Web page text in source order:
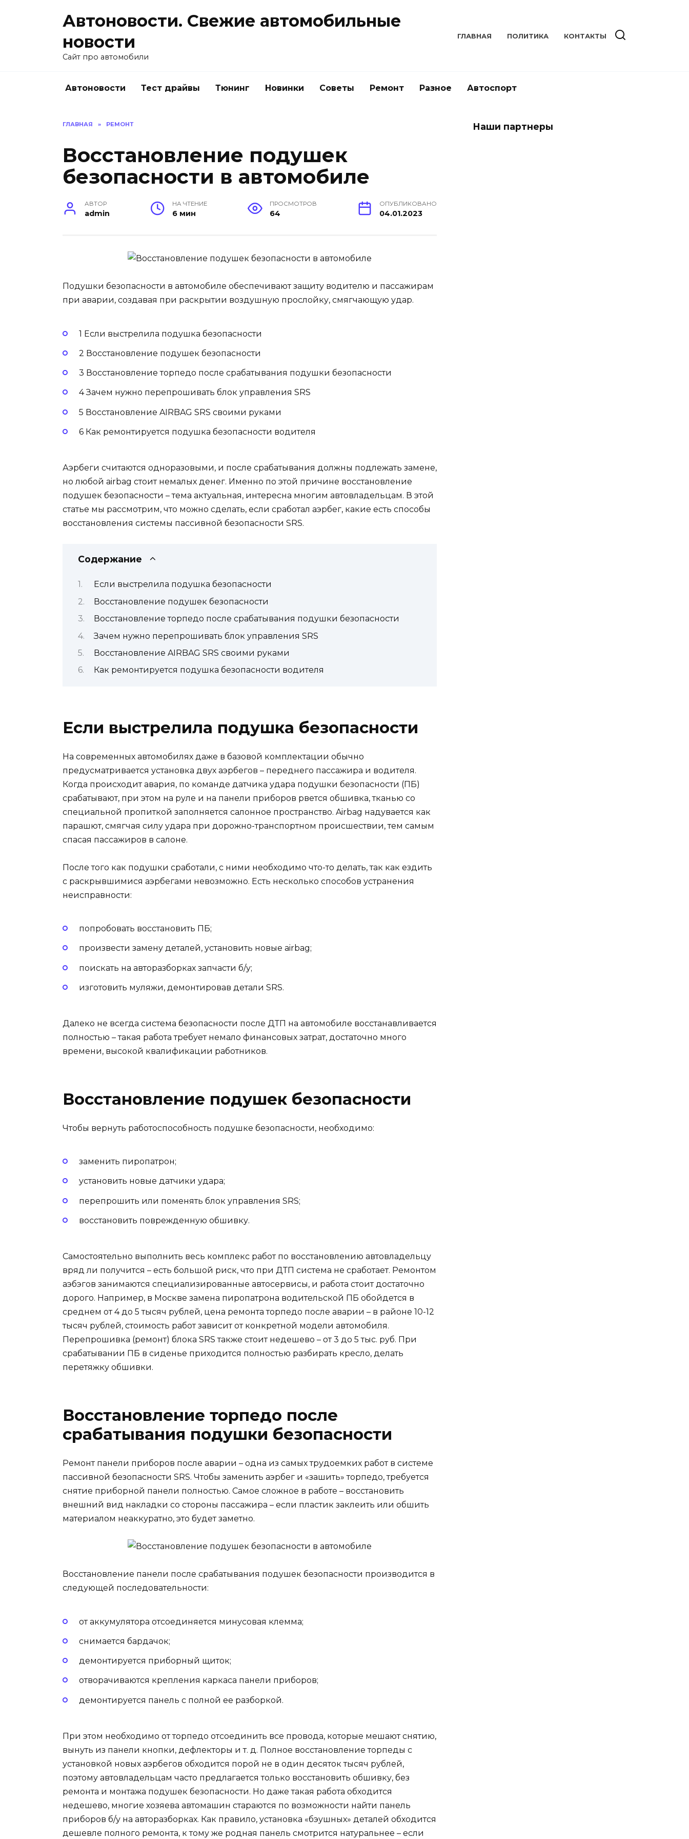
Автоновости. Свежие автомобильные
новости
Сайт про автомобили
ГЛАВНАЯ ПОЛИТИКА КОНТАКТЫ
Автоновости Тест драйвы Тюнинг Новинки Советы Ремонт Разное Автоспорт
ГЛАВНАЯ » РЕМОНТ
Восстановление подушек
безопасности в автомобиле
АВТОР
admin
НА ЧТЕНИЕ
6 мин
ПРОСМОТРОВ
64
ОПУБЛИКОВАНО
04.01.2023
Подушки безопасности в автомобиле обеспечивают защиту водителю и пассажирам
при аварии, создавая при раскрытии воздушную прослойку, смягчающую удар.
1 Если выстрелила подушка безопасности
2 Восстановление подушек безопасности
3 Восстановление торпедо после срабатывания подушки безопасности
4 Зачем нужно перепрошивать блок управления SRS
5 Восстановление AIRBAG SRS своими руками
6 Как ремонтируется подушка безопасности водителя
Аэрбеги считаются одноразовыми, и после срабатывания должны подлежать замене,
но любой airbag стоит немалых денег. Именно по этой причине восстановление
подушек безопасности – тема актуальная, интересна многим автовладельцам. В этой
статье мы рассмотрим, что можно сделать, если сработал аэрбег, какие есть способы
восстановления системы пассивной безопасности SRS.
Содержание
Если выстрелила подушка безопасности
Восстановление подушек безопасности
Восстановление торпедо после срабатывания подушки безопасности
Зачем нужно перепрошивать блок управления SRS
Восстановление AIRBAG SRS своими руками
Как ремонтируется подушка безопасности водителя
Если выстрелила подушка безопасности
На современных автомобилях даже в базовой комплектации обычно
предусматривается установка двух аэрбегов – переднего пассажира и водителя.
Когда происходит авария, по команде датчика удара подушки безопасности (ПБ)
срабатывают, при этом на руле и на панели приборов рвется обшивка, тканью со
специальной пропиткой заполняется салонное пространство. Airbag надувается как
парашют, смягчая силу удара при дорожно-транспортном происшествии, тем самым
спасая пассажиров в салоне.
После того как подушки сработали, с ними необходимо что-то делать, так как ездить
с раскрывшимися аэрбегами невозможно. Есть несколько способов устранения
неисправности:
попробовать восстановить ПБ;
произвести замену деталей, установить новые airbag;
поискать на авторазборках запчасти б/у;
изготовить муляжи, демонтировав детали SRS.
Далеко не всегда система безопасности после ДТП на автомобиле восстанавливается
полностью – такая работа требует немало финансовых затрат, достаточно много
времени, высокой квалификации работников.
Восстановление подушек безопасности
Чтобы вернуть работоспособность подушке безопасности, необходимо:
заменить пиропатрон;
установить новые датчики удара;
перепрошить или поменять блок управления SRS;
восстановить поврежденную обшивку.
Самостоятельно выполнить весь комплекс работ по восстановлению автовладельцу
вряд ли получится – есть большой риск, что при ДТП система не сработает. Ремонтом
аэбэгов занимаются специализированные автосервисы, и работа стоит достаточно
дорого. Например, в Москве замена пиропатрона водительской ПБ обойдется в
среднем от 4 до 5 тысяч рублей, цена ремонта торпедо после аварии – в районе 10-12
тысяч рублей, стоимость работ зависит от конкретной модели автомобиля.
Перепрошивка (ремонт) блока SRS также стоит недешево – от 3 до 5 тыс. руб. При
срабатывании ПБ в сиденье приходится полностью разбирать кресло, делать
перетяжку обшивки.
Восстановление торпедо после
срабатывания подушки безопасности
Ремонт панели приборов после аварии – одна из самых трудоемких работ в системе
пассивной безопасности SRS. Чтобы заменить аэрбег и «зашить» торпедо, требуется
снятие приборной панели полностью. Самое сложное в работе – восстановить
внешний вид накладки со стороны пассажира – если пластик заклеить или обшить
материалом неаккуратно, это будет заметно.
Восстановление панели после срабатывания подушек безопасности производится в
следующей последовательности:
от аккумулятора отсоединяется минусовая клемма;
снимается бардачок;
демонтируется приборный щиток;
отворачиваются крепления каркаса панели приборов;
демонтируется панель с полной ее разборкой.
При этом необходимо от торпедо отсоединить все провода, которые мешают снятию,
вынуть из панели кнопки, дефлекторы и т. д. Полное восстановление торпеды с
установкой новых аэрбегов обходится порой не в один десяток тысяч рублей,
поэтому автовладельцам часто предлагается только восстановить обшивку, без
ремонта и монтажа подушек безопасности. Но даже такая работа обходится
недешево, многие хозяева автомашин стараются по возможности найти панель
приборов б/у на авторазборках. Как правило, установка «бэушных» деталей обходится
дешевле полного ремонта, к тому же родная панель смотрится натуральнее – если
Наши партнеры